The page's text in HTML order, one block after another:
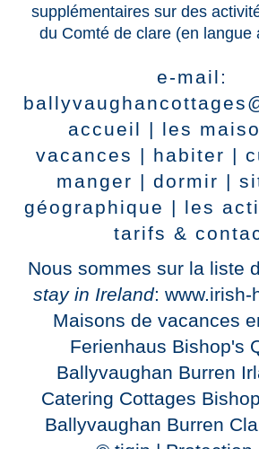
supplémentaires sur des
du Comté de clare (en langue
e-mail:
accueil | les
vacances | habiter |
manger |dormir |
géographique | les
tarifs &
Nous sommes sur la liste
stay in Ireland: www.irish-
Maisons de vacances
Ferienhaus Bishop's
Ballyvaughan Burren
Catering Cottages
Ballyvaughan Burren